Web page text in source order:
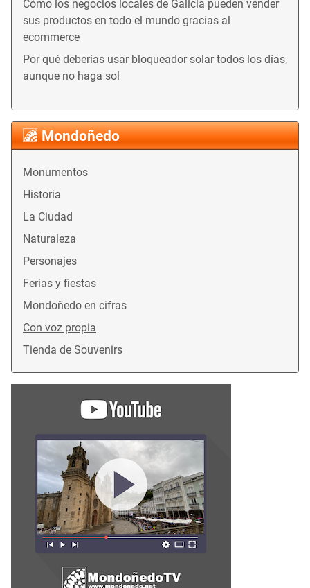
Mondoñedo
Monumentos
Historia
La Ciudad
Naturaleza
Personajes
Ferias y fiestas
Mondoñedo en cifras
Con voz propia
Tienda de Souvenirs
Cómo los negocios locales de Galicia pueden vender
sus productos en todo el mundo gracias al
ecommerce
Por qué deberías usar bloqueador solar todos los días,
aunque no haga sol